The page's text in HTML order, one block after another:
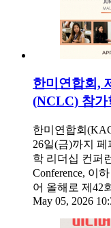
한미연합회,
(NCLC) 참가
한미연합회
26일(금)까지 페
학 리더십 컨퍼
Conference, 이
어 올해로 제42
May 05, 2026